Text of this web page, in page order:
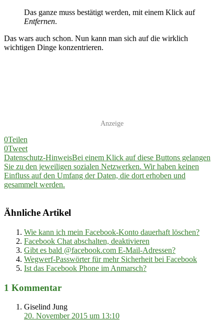
Das ganze muss bestätigt werden, mit einem Klick auf
Entfernen.
Das wars auch schon. Nun kann man sich auf die wirklich
wichtigen Dinge konzentrieren.
Anzeige
0Teilen
0Tweet
Datenschutz-HinweisBei einem Klick auf diese Buttons gelangen
Sie zu den jeweiligen sozialen Netzwerken. Wir haben keinen
Einfluss auf den Umfang der Daten, die dort erhoben und
gesammelt werden.
Ähnliche Artikel
Wie kann ich mein Facebook-Konto dauerhaft löschen?
Facebook Chat abschalten, deaktivieren
Gibt es bald @facebook.com E-Mail-Adressen?
Wegwerf-Passwörter für mehr Sicherheit bei Facebook
Ist das Facebook Phone im Anmarsch?
1 Kommentar
Giselind Jung
20. November 2015 um 13:10